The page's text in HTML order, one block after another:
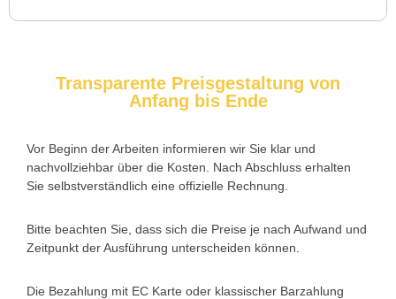
Nadine H. aus Aadorf
Wir standen mit den Kindern vor verschlossener Tür – der
Monteur war in 30 Minuten da. Schnelle Hilfe, fairer Preis und
Transparente Preisgestaltung von
Anfang bis Ende
Vor Beginn der Arbeiten informieren wir Sie klar und
nachvollziehbar über die Kosten. Nach Abschluss erhalten
Sie selbstverständlich eine offizielle Rechnung.
Bitte beachten Sie, dass sich die Preise je nach Aufwand und
Zeitpunkt der Ausführung unterscheiden können.
Die Bezahlung mit EC Karte oder klassischer Barzahlung